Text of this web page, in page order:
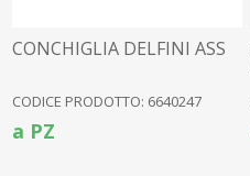
CONCHIGLIA DELFINI ASS
CODICE PRODOTTO: 6640247
a PZ